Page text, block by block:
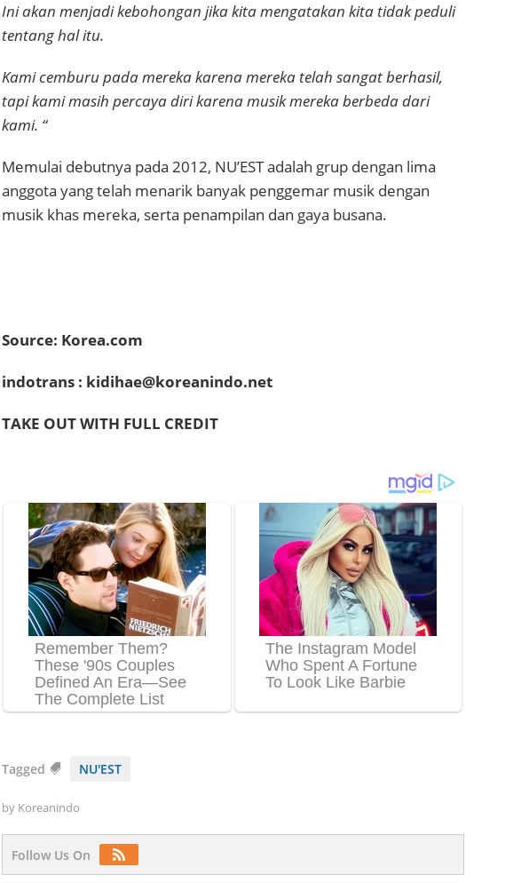
Ini akan menjadi kebohongan jika kita mengatakan kita tidak peduli
tentang hal itu.
Kami cemburu pada mereka karena mereka telah sangat berhasil,
tapi kami masih percaya diri karena musik mereka berbeda dari
kami. “
Memulai debutnya pada 2012, NU’EST adalah grup dengan lima
anggota yang telah menarik banyak penggemar musik dengan
musik khas mereka, serta penampilan dan gaya busana.
Source: Korea.com
indotrans : kidihae@koreanindo.net
TAKE OUT WITH FULL CREDIT
Tagged NU'EST
by Koreanindo
Follow Us On